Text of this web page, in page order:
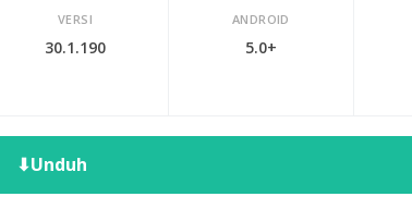
VERSI
30.1.190
ANDROID
5.0+
⬇Unduh